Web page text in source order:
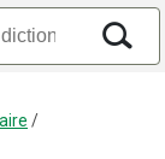
/